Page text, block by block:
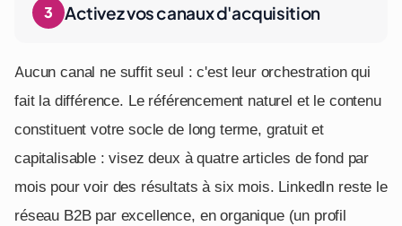
Activez vos canaux d'acquisition
Aucun canal ne suffit seul : c'est leur orchestration qui
fait la différence. Le référencement naturel et le contenu
constituent votre socle de long terme, gratuit et
capitalisable : visez deux à quatre articles de fond par
mois pour voir des résultats à six mois. LinkedIn reste le
réseau B2B par excellence, en organique (un profil